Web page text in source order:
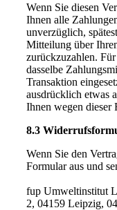
Wenn Sie diesen
Ihnen alle
unverzüglich,
Mitteilung über
zurückzuzahlen.
dasselbe
Transaktion
ausdrücklich etwas
Ihnen wegen dieser
8.3
Wenn Sie den
Formular aus und
fup Umweltinstitut
2, 04159 Leipzig,